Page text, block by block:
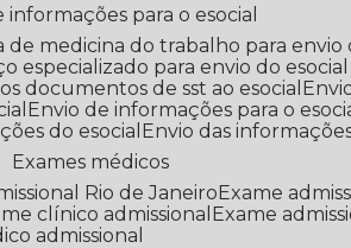
informações para o esocial
de medicina do trabalho para envio
especializado para envio do esocial
documentos de sst ao esocial
Envio de informações para o
do esocial
Envio das
Exames médicos
Rio de Janeiro Exame
clínico admissional
Exame
admissional